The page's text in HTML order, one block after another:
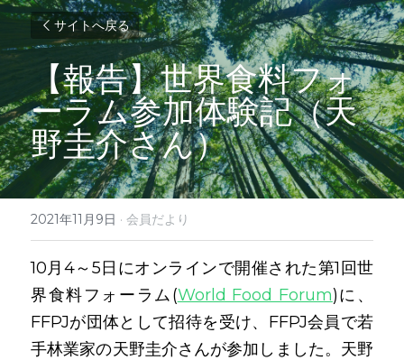
サイトへ戻る
【報告】世界食料フォ
ーラム参加体験記（天
野圭介さん）
2021年11月9日 · 会員だより
10月4～5日にオンラインで開催された第1回世
界食料フォーラム(World Food Forum)に、
FFPJが団体として招待を受け、FFPJ会員で若
手林業家の天野圭介さんが参加しました。天野